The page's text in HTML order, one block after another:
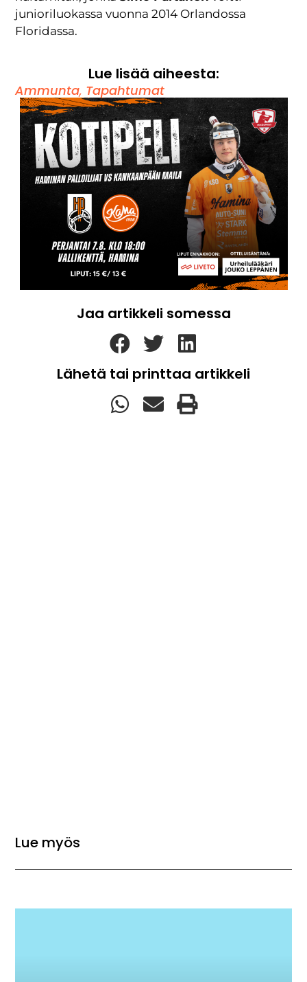
junioriluokassa vuonna 2014 Orlandossa
Floridassa.
Lue lisää aiheesta:
Ammunta, Tapahtumat
Jaa artikkeli somessa
Lähetä tai printtaa artikkeli
Lue myös